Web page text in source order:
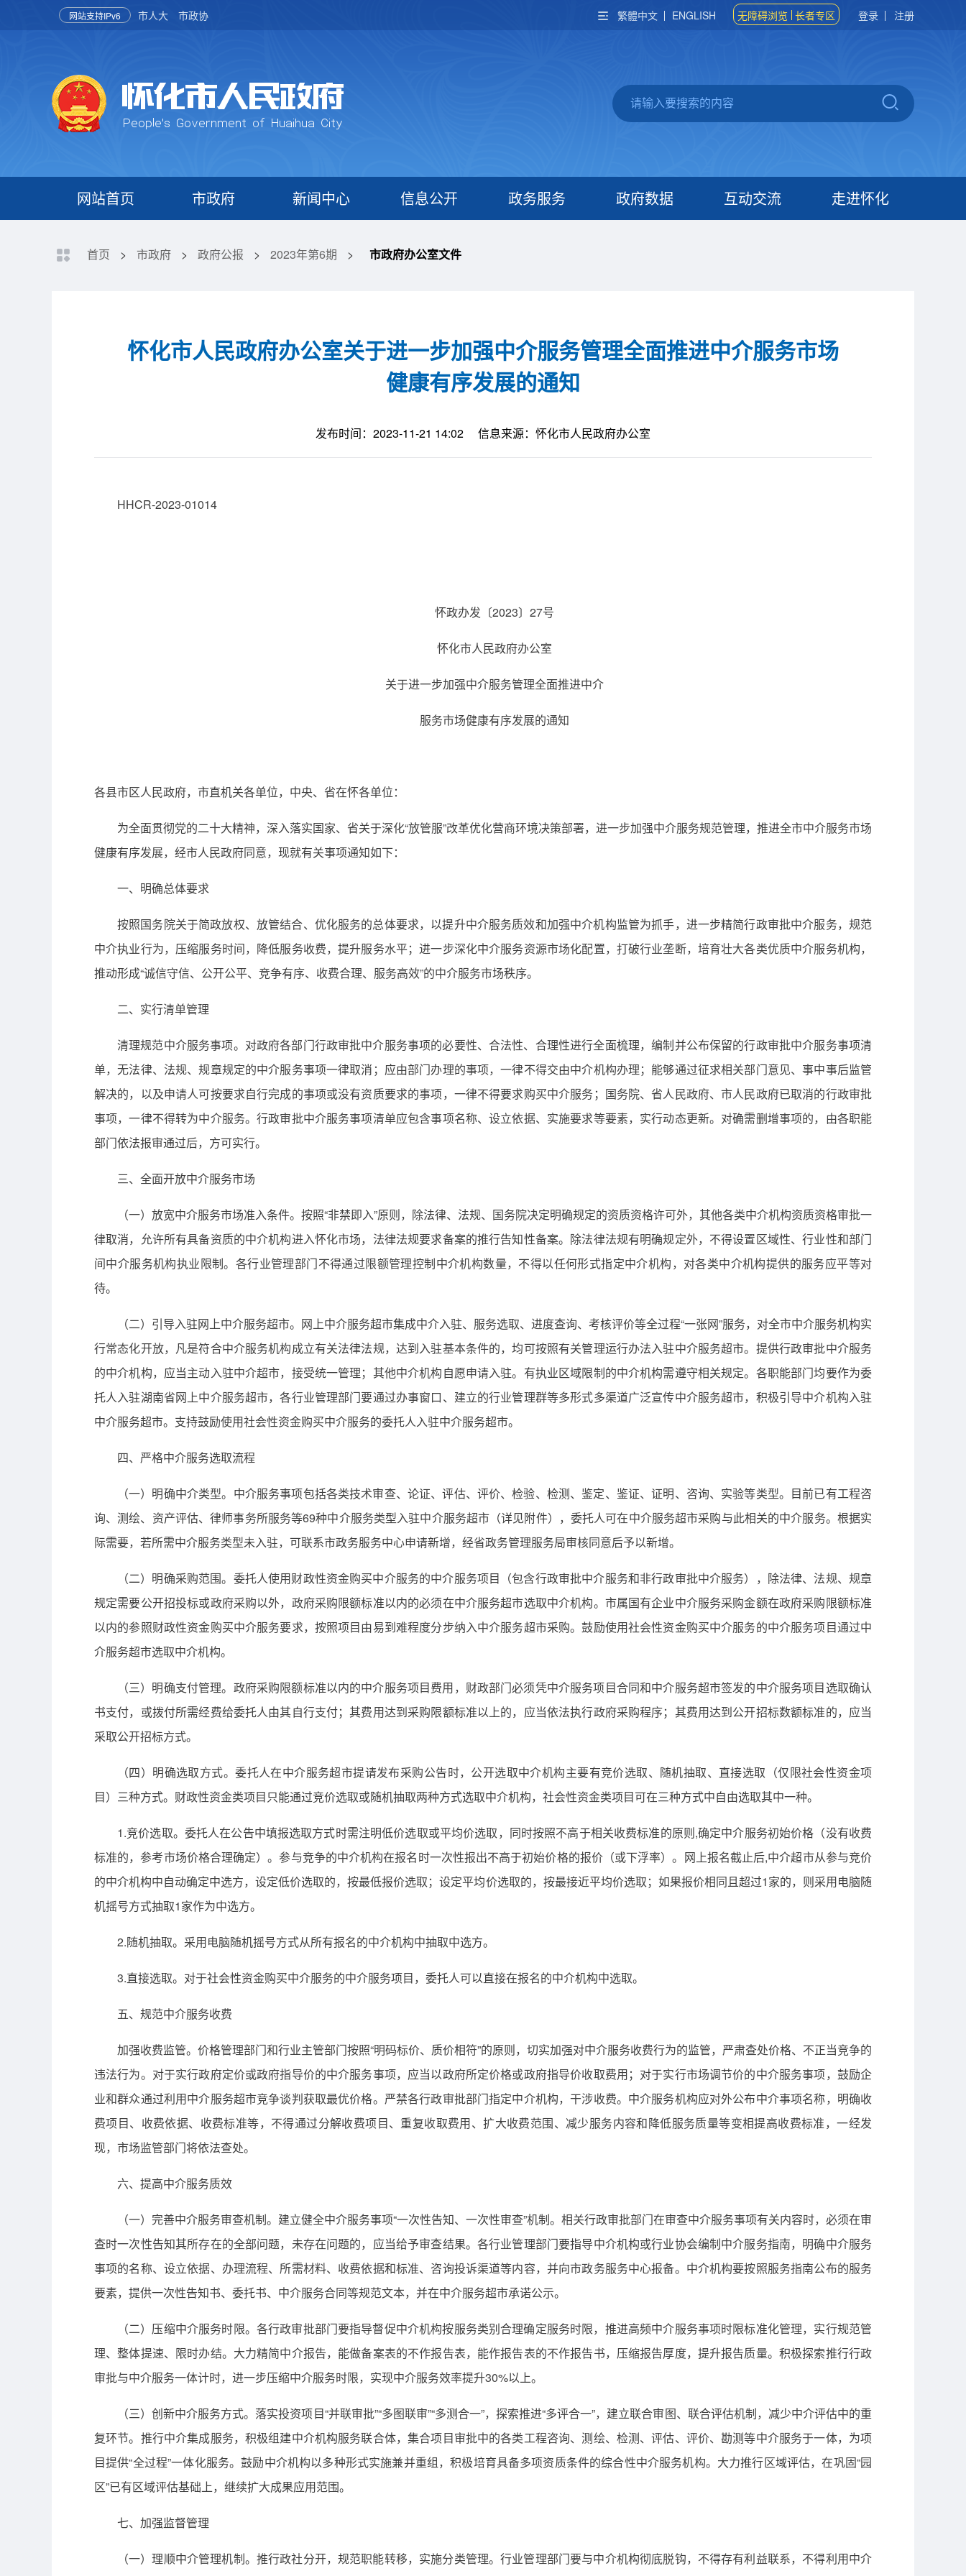
网站支持IPv6 市人大 市政协 繁體中文 ENGLISH 无障碍浏览 长者专区 登录 注册
网站首页 市政府 新闻中心 信息公开 政务服务 政府数据 互动交流 走进怀化
首页 > 市政府 > 政府公报 > 2023年第6期 > 市政府办公室文件
怀化市人民政府办公室关于进一步加强中介服务管理全面推进中介服务市场
健康有序发展的通知
发布时间：2023-11-21 14:02 信息来源：怀化市人民政府办公室
HHCR-2023-01014
怀政办发〔2023〕27号
怀化市人民政府办公室
关于进一步加强中介服务管理全面推进中介
服务市场健康有序发展的通知
各县市区人民政府，市直机关各单位，中央、省在怀各单位：
为全面贯彻党的二十大精神，深入落实国家、省关于深化“放管服”改革优化营商环境决策部署，进一步加强中介服务规范管理，推进全市中介服务市场
健康有序发展，经市人民政府同意，现就有关事项通知如下：
一、明确总体要求
按照国务院关于简政放权、放管结合、优化服务的总体要求，以提升中介服务质效和加强中介机构监管为抓手，进一步精简行政审批中介服务，规范
中介执业行为，压缩服务时间，降低服务收费，提升服务水平；进一步深化中介服务资源市场化配置，打破行业垄断，培育壮大各类优质中介服务机构，
推动形成“诚信守信、公开公平、竞争有序、收费合理、服务高效”的中介服务市场秩序。
二、实行清单管理
清理规范中介服务事项。对政府各部门行政审批中介服务事项的必要性、合法性、合理性进行全面梳理，编制并公布保留的行政审批中介服务事项清
单，无法律、法规、规章规定的中介服务事项一律取消；应由部门办理的事项，一律不得交由中介机构办理；能够通过征求相关部门意见、事中事后监管
解决的，以及申请人可按要求自行完成的事项或没有资质要求的事项，一律不得要求购买中介服务；国务院、省人民政府、市人民政府已取消的行政审批
事项，一律不得转为中介服务。行政审批中介服务事项清单应包含事项名称、设立依据、实施要求等要素，实行动态更新。对确需删增事项的，由各职能
部门依法报审通过后，方可实行。
三、全面开放中介服务市场
（一）放宽中介服务市场准入条件。按照“非禁即入”原则，除法律、法规、国务院决定明确规定的资质资格许可外，其他各类中介机构资质资格审批一
律取消，允许所有具备资质的中介机构进入怀化市场，法律法规要求备案的推行告知性备案。除法律法规有明确规定外，不得设置区域性、行业性和部门
间中介服务机构执业限制。各行业管理部门不得通过限额管理控制中介机构数量，不得以任何形式指定中介机构，对各类中介机构提供的服务应平等对
待。
（二）引导入驻网上中介服务超市。网上中介服务超市集成中介入驻、服务选取、进度查询、考核评价等全过程“一张网”服务，对全市中介服务机构实
行常态化开放，凡是符合中介服务机构成立有关法律法规，达到入驻基本条件的，均可按照有关管理运行办法入驻中介服务超市。提供行政审批中介服务
的中介机构，应当主动入驻中介超市，接受统一管理；其他中介机构自愿申请入驻。有执业区域限制的中介机构需遵守相关规定。各职能部门均要作为委
托人入驻湖南省网上中介服务超市，各行业管理部门要通过办事窗口、建立的行业管理群等多形式多渠道广泛宣传中介服务超市，积极引导中介机构入驻
中介服务超市。支持鼓励使用社会性资金购买中介服务的委托人入驻中介服务超市。
四、严格中介服务选取流程
（一）明确中介类型。中介服务事项包括各类技术审查、论证、评估、评价、检验、检测、鉴定、鉴证、证明、咨询、实验等类型。目前已有工程咨
询、测绘、资产评估、律师事务所服务等69种中介服务类型入驻中介服务超市（详见附件），委托人可在中介服务超市采购与此相关的中介服务。根据实
际需要，若所需中介服务类型未入驻，可联系市政务服务中心申请新增，经省政务管理服务局审核同意后予以新增。
（二）明确采购范围。委托人使用财政性资金购买中介服务的中介服务项目（包含行政审批中介服务和非行政审批中介服务），除法律、法规、规章
规定需要公开招投标或政府采购以外，政府采购限额标准以内的必须在中介服务超市选取中介机构。市属国有企业中介服务采购金额在政府采购限额标准
以内的参照财政性资金购买中介服务要求，按照项目由易到难程度分步纳入中介服务超市采购。鼓励使用社会性资金购买中介服务的中介服务项目通过中
介服务超市选取中介机构。
（三）明确支付管理。政府采购限额标准以内的中介服务项目费用，财政部门必须凭中介服务项目合同和中介服务超市签发的中介服务项目选取确认
书支付，或拨付所需经费给委托人由其自行支付；其费用达到采购限额标准以上的，应当依法执行政府采购程序；其费用达到公开招标数额标准的，应当
采取公开招标方式。
（四）明确选取方式。委托人在中介服务超市提请发布采购公告时，公开选取中介机构主要有竞价选取、随机抽取、直接选取（仅限社会性资金项
目）三种方式。财政性资金类项目只能通过竞价选取或随机抽取两种方式选取中介机构，社会性资金类项目可在三种方式中自由选取其中一种。
1.竞价选取。委托人在公告中填报选取方式时需注明低价选取或平均价选取，同时按照不高于相关收费标准的原则,确定中介服务初始价格（没有收费
标准的，参考市场价格合理确定）。参与竞争的中介机构在报名时一次性报出不高于初始价格的报价（或下浮率）。网上报名截止后,中介超市从参与竞价
的中介机构中自动确定中选方，设定低价选取的，按最低报价选取；设定平均价选取的，按最接近平均价选取；如果报价相同且超过1家的，则采用电脑随
机摇号方式抽取1家作为中选方。
2.随机抽取。采用电脑随机摇号方式从所有报名的中介机构中抽取中选方。
3.直接选取。对于社会性资金购买中介服务的中介服务项目，委托人可以直接在报名的中介机构中选取。
五、规范中介服务收费
加强收费监管。价格管理部门和行业主管部门按照“明码标价、质价相符”的原则，切实加强对中介服务收费行为的监管，严肃查处价格、不正当竞争的
违法行为。对于实行政府定价或政府指导价的中介服务事项，应当以政府所定价格或政府指导价收取费用；对于实行市场调节价的中介服务事项，鼓励企
业和群众通过利用中介服务超市竞争谈判获取最优价格。严禁各行政审批部门指定中介机构，干涉收费。中介服务机构应对外公布中介事项名称，明确收
费项目、收费依据、收费标准等，不得通过分解收费项目、重复收取费用、扩大收费范围、减少服务内容和降低服务质量等变相提高收费标准，一经发
现，市场监管部门将依法查处。
六、提高中介服务质效
（一）完善中介服务审查机制。建立健全中介服务事项“一次性告知、一次性审查”机制。相关行政审批部门在审查中介服务事项有关内容时，必须在审
查时一次性告知其所存在的全部问题，未存在问题的，应当给予审查结果。各行业管理部门要指导中介机构或行业协会编制中介服务指南，明确中介服务
事项的名称、设立依据、办理流程、所需材料、收费依据和标准、咨询投诉渠道等内容，并向市政务服务中心报备。中介机构要按照服务指南公布的服务
要素，提供一次性告知书、委托书、中介服务合同等规范文本，并在中介服务超市承诺公示。
（二）压缩中介服务时限。各行政审批部门要指导督促中介机构按服务类别合理确定服务时限，推进高频中介服务事项时限标准化管理，实行规范管
理、整体提速、限时办结。大力精简中介报告，能做备案表的不作报告表，能作报告表的不作报告书，压缩报告厚度，提升报告质量。积极探索推行行政
审批与中介服务一体计时，进一步压缩中介服务时限，实现中介服务效率提升30%以上。
（三）创新中介服务方式。落实投资项目“并联审批”“多图联审”“多测合一”，探索推进“多评合一”，建立联合审图、联合评估机制，减少中介评估中的重
复环节。推行中介集成服务，积极组建中介机构服务联合体，集合项目审批中的各类工程咨询、测绘、检测、评估、评价、勘测等中介服务于一体，为项
目提供“全过程”一体化服务。鼓励中介机构以多种形式实施兼并重组，积极培育具备多项资质条件的综合性中介服务机构。大力推行区域评估，在巩固“园
区”已有区域评估基础上，继续扩大成果应用范围。
七、加强监督管理
（一）理顺中介管理机制。推行政社分开，规范职能转移，实施分类管理。行业管理部门要与中介机构彻底脱钩，不得存有利益联系，不得利用中介